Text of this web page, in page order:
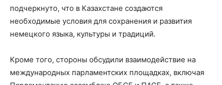
подчеркнуто, что в Казахстане создаются
необходимые условия для сохранения и развития
немецкого языка, культуры и традиций.
Кроме того, стороны обсудили взаимодействие на
международных парламентских площадках, включая